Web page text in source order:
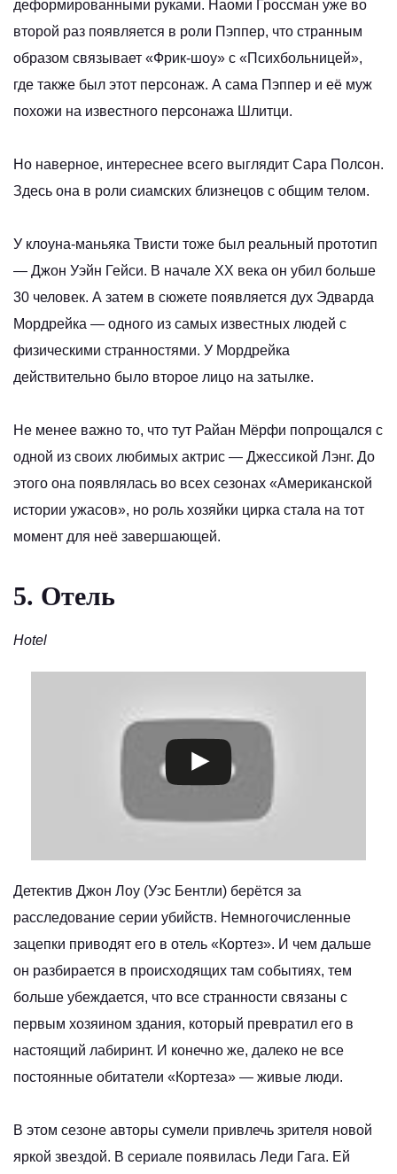
деформированными руками. Наоми Гроссман уже во
второй раз появляется в роли Пэппер, что странным
образом связывает «Фрик-шоу» с «Психбольницей»,
где также был этот персонаж. А сама Пэппер и её муж
похожи на известного персонажа Шлитци.
Но наверное, интереснее всего выглядит Сара Полсон.
Здесь она в роли сиамских близнецов с общим телом.
У клоуна-маньяка Твисти тоже был реальный прототип
— Джон Уэйн Гейси. В начале XX века он убил больше
30 человек. А затем в сюжете появляется дух Эдварда
Мордрейка — одного из самых известных людей с
физическими странностями. У Мордрейка
действительно было второе лицо на затылке.
Не менее важно то, что тут Райан Мёрфи попрощался с
одной из своих любимых актрис — Джессикой Лэнг. До
этого она появлялась во всех сезонах «Американской
истории ужасов», но роль хозяйки цирка стала на тот
момент для неё завершающей.
5. Отель
Hotel
Детектив Джон Лоу (Уэс Бентли) берётся за
расследование серии убийств. Немногочисленные
зацепки приводят его в отель «Кортез». И чем дальше
он разбирается в происходящих там событиях, тем
больше убеждается, что все странности связаны с
первым хозяином здания, который превратил его в
настоящий лабиринт. И конечно же, далеко не все
постоянные обитатели «Кортеза» — живые люди.
В этом сезоне авторы сумели привлечь зрителя новой
яркой звездой. В сериале появилась Леди Гага. Ей